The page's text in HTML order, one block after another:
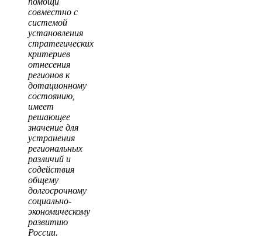
совместно с
системой
установления
стратегических
критериев
отнесения
регионов к
дотационному
состоянию,
имеет
решающее
значение для
устранения
региональных
различий и
содействия
общему
долгосрочному
социально-
экономическому
развитию
России.